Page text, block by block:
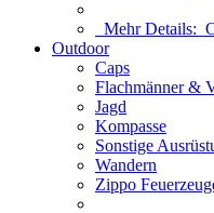
Mehr Details:
Outdoor
Caps
Flachmänner &
Jagd
Kompasse
Sonstige
Wandern
Zippo